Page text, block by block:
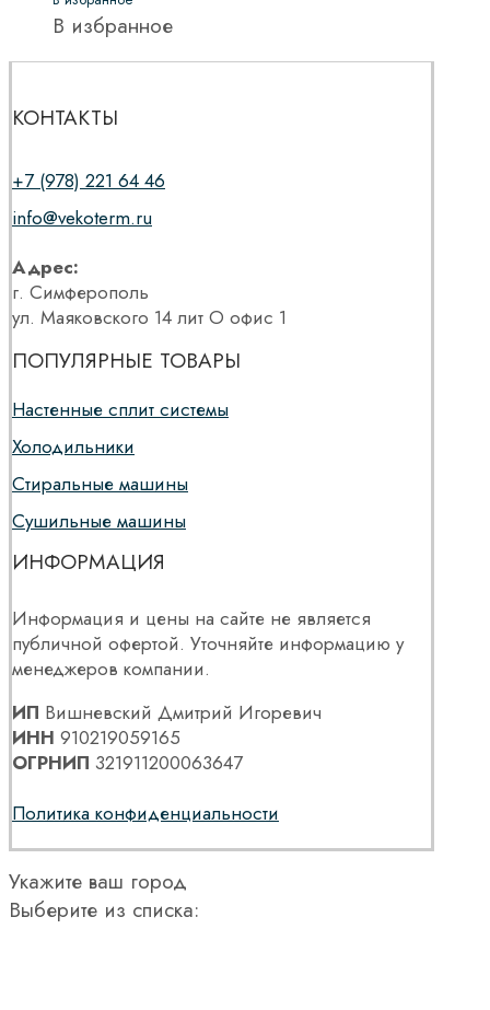
В избранное
КОНТАКТЫ
+7 (978) 221 64 46
info@vekoterm.ru
Адрес:
г. Симферополь
ул. Маяковского 14 лит О офис 1
ПОПУЛЯРНЫЕ ТОВАРЫ
Настенные сплит системы
Холодильники
Стиральные машины
Сушильные машины
ИНФОРМАЦИЯ
Информация и цены на сайте не является
публичной офертой. Уточняйте информацию у
менеджеров компании.
ИП Вишневский Дмитрий Игоревич
ИНН 910219059165
ОГРНИП 321911200063647
Политика конфиденциальности
Укажите ваш город
Выберите из списка: